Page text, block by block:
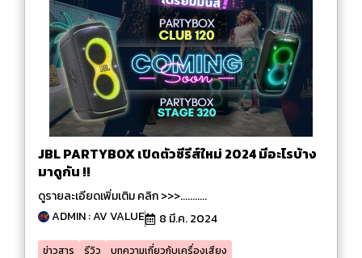
JBL PARTYBOX เปิดตัวซีรีส์ใหม่ 2024 มีอะไรบ้าง
มาดูกัน !!
ดูรายละเอียดเพิ่มเติม คลิก >>>...........
ADMIN : AV VALUE
8 มี.ค. 2024
ข่าวสาร รีวิว
บทความเกี่ยวกับเครื่องเสียง